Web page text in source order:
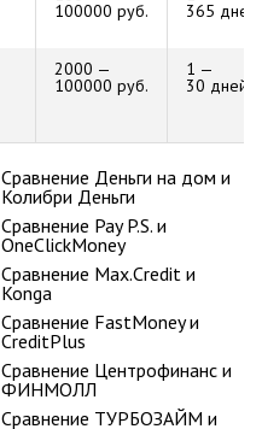
100000 руб. 365 дней
2000 —
100000 руб.
1 —
30 дней
Сравнение Деньги на дом и
Колибри Деньги
Сравнение Pay P.S. и
OneClickMoney
Сравнение Max.Credit и
Konga
Сравнение FastMoney и
CreditPlus
Сравнение Центрофинанс и
ФИНМОЛЛ
Сравнение ТУРБОЗАЙМ и